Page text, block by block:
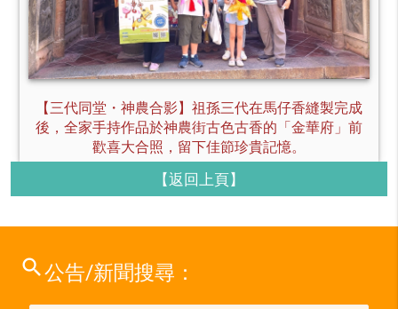
【三代同堂・神農合影】祖孫三代在馬仔香縫製完成
後，全家手持作品於神農街古色古香的「金華府」前
歡喜大合照，留下佳節珍貴記憶。
【返回上頁】
search公告/新聞搜尋：